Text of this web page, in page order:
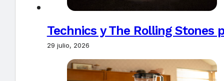
Technics y The Rolling Stones
29 julio, 2026